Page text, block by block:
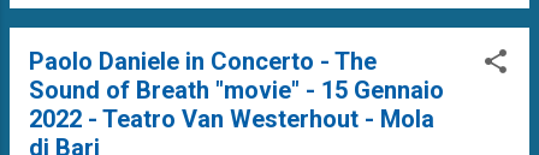
Paolo Daniele in Concerto - The
Sound of Breath "movie" - 15 Gennaio
2022 - Teatro Van Westerhout - Mola
di Bari